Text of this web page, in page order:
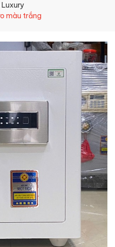
màu trắng